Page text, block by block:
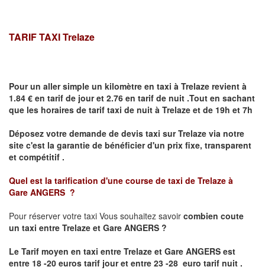
TARIF TAXI Trelaze
Pour un aller simple un kilomètre en taxi à Trelaze revient à
1.84 € en tarif de jour et 2.76 en tarif de nuit .Tout en sachant
que les horaires de tarif taxi de nuit à Trelaze et de 19h et 7h
Déposez votre demande de devis taxi surTrelaze via notre
site c'est la garantie de bénéficier d'un prix fixe, transparent
et compétitif .
Quel est la tarification d'une course de taxi de Trelaze à
Gare ANGERS ?
Pour réserver votre taxi Vous souhaitez savoir combien coute
un taxi entre Trelaze et Gare ANGERS ?
Le Tarif moyen en taxi entre Trelaze et Gare ANGERS est
entre 18 -20 euros tarif jour et entre 23 -28 euro tarif nuit .